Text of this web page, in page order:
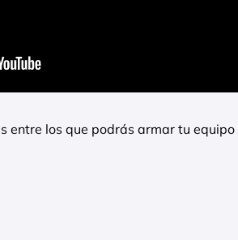
entre los que podrás armar tu